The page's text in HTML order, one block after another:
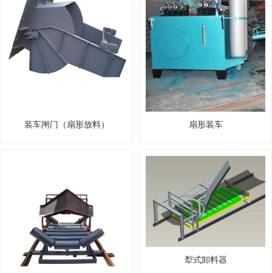
装车闸门（扇形放料） 扇形装车
犁式卸料器